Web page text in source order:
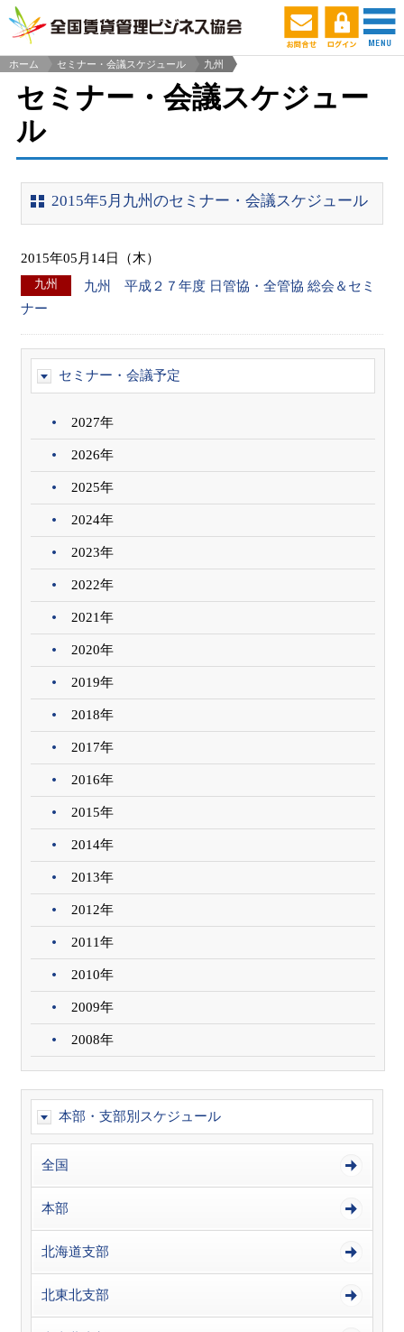
ホーム
セミナー・会議スケジュール
九州
セミナー・会議スケジュー
ル
2015年5月九州のセミナー・会議スケジュール
2015年05月14日（木）
九州
九州 平成２７年度 日管協・全管協 総会＆セミ
ナー
セミナー・会議予定
2027年
2026年
2025年
2024年
2023年
2022年
2021年
2020年
2019年
2018年
2017年
2016年
2015年
2014年
2013年
2012年
2011年
2010年
2009年
2008年
本部・支部別スケジュール
全国
本部
北海道支部
北東北支部